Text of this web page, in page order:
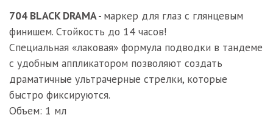
704 BLACK DRAMA - маркер для глаз с глянцевым
финишем. Стойкость до 14 часов!
Специальная «лаковая» формула подводки в тандеме
с удобным аппликатором позволяют создать
драматичные ультрачерные стрелки, которые
быстро фиксируются.
Объем: 1 мл